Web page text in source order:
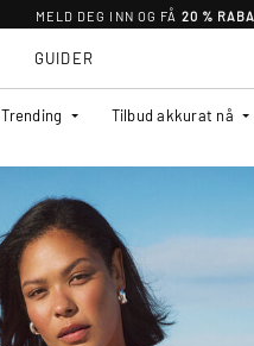
MELD DEG INN OG FÅ 20 %
Trending Tilbud akkurat nå
GUIDER